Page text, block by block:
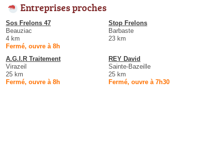
Entreprises proches
Sos Frelons 47
Beauziac
4 km
Fermé, ouvre à 8h
Stop Frelons
Barbaste
23 km
A.G.I.R Traitement
Virazeil
25 km
Fermé, ouvre à 8h
REY David
Sainte-Bazeille
25 km
Fermé, ouvre à 7h30